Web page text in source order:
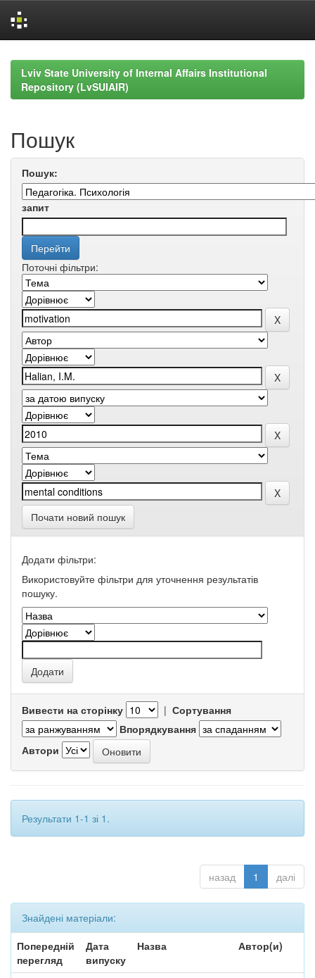
navigationLviv State University of Internal Affairs Institutional
Repository (LvSUIAIR)
Пошук
Пошук:
запит
Поточні фільтри:
Почати новий пошук
Додати фільтри:
Використовуйте фільтри для уточнення результатів
пошуку.
Вивести на сторінку | Сортування
Впорядкування
Автори
Результати 1-1 зі 1.
назад 1 далі
Знайдені матеріали:
Попередній
перегляд
Дата
випуску
Назва Автор(и)